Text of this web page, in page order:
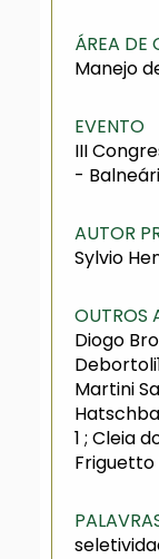
ÁREA DE
Manejo
EVENTO
III
-
AUTOR
Sylvio
OUTROS
Diogo
Martini
1 ; Cleia
Friguetto